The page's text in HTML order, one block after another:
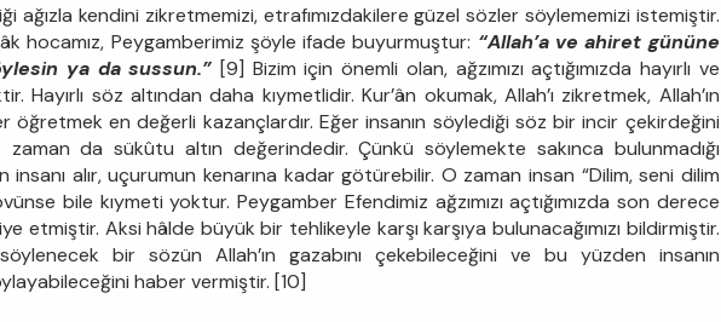
ağızla kendini zikretmemizi, etrafımızdakilere güzel sözler söylememizi istemiştir.
hocamız, Peygamberimiz şöyle ifade buyurmuştur: “Allah’a ve ahiret gününe
ya da sussun.” [9] Bizim için önemli olan, ağzımızı açtığımızda hayırlı ve
Hayırlı söz altından daha kıymetlidir. Kur’ân okumak, Allah’ı zikretmek, Allah’ın
öğretmek en değerli kazançlardır. Eğer insanın söylediği söz bir incir çekirdeğini
da sükûtu altın değerindedir. Çünkü söylemekte sakınca bulunmadığı
insanı alır, uçurumun kenarına kadar götürebilir. O zaman insan “Dilim, seni dilim
bile kıymeti yoktur. Peygamber Efendimiz ağzımızı açtığımızda son derece
etmiştir. Aksi hâlde büyük bir tehlikeyle karşı karşıya bulunacağımızı bildirmiştir.
bir sözün Allah’ın gazabını çekebileceğini ve bu yüzden insanın
haber vermiştir. [10]